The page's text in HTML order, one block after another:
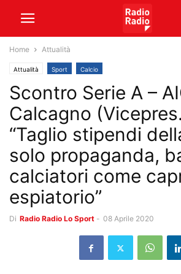
Home Attualità
Attualità Sport Calcio
Scontro Serie A –
Calcagno
“Taglio stipendi
solo propaganda,
calciatori come
espiatorio”
Di Radio Radio Lo Sport - 08 Aprile 2020